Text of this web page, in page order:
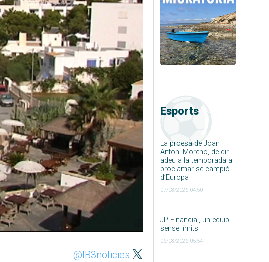
Esports
La proesa de Joan
Antoni Moreno, de dir
adeu a la temporada a
proclamar-se campió
d’Europa
07/08/2026 04:50
JP Financial, un equip
sense límits
06/08/2026 05:54
@IB3noticies